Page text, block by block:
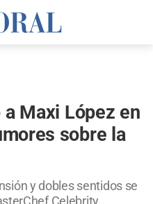
Maxi López en
sobre la
y dobles sentidos se
Celebrity,